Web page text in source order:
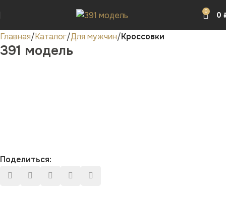
0 0
Главная Каталог Для мужчин Кроссовки
391 модель
Поделиться: